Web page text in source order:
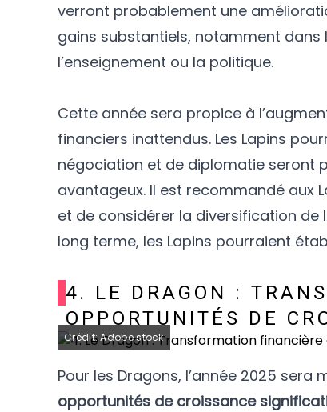
verront probablement une
gains substantiels, notamment dans
l’enseignement ou la politique.
Cette année sera propice à
financiers inattendus. Les Lapins
négociation et de diplomatie seront
avantageux. Il est recommandé aux
et de considérer la diversification de
long terme, les Lapins pourraient
4. LE DRAGON :
OPPORTUNITÉS DE
Crédit: Adobe stock
Pour les Dragons, l’année 2025 sera
opportunités de croissance